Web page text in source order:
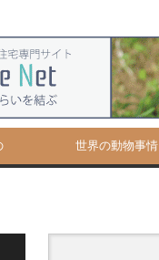
世界の動物事情